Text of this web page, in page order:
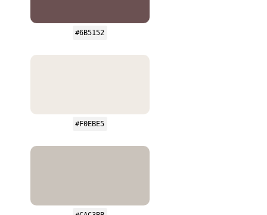
#6B5152
#F0EBE5